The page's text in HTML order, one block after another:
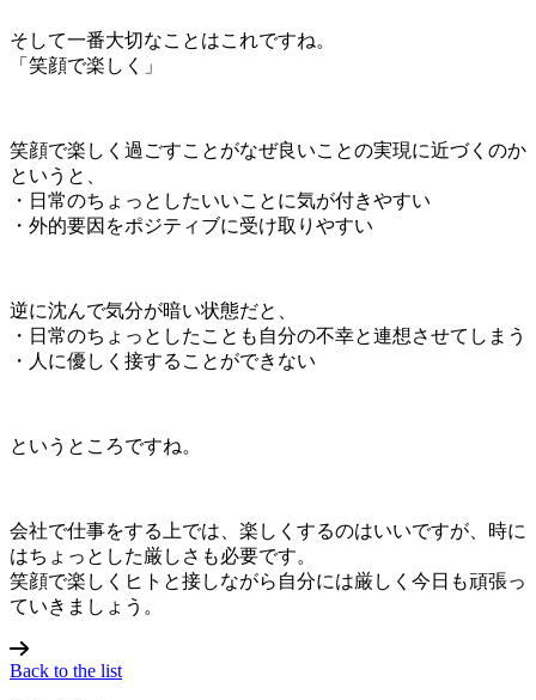
そして一番大切なことはこれですね。
「笑顔で楽しく」
笑顔で楽しく過ごすことがなぜ良いことの実現に近づくのか
というと、
・日常のちょっとしたいいことに気が付きやすい
・外的要因をポジティブに受け取りやすい
逆に沈んで気分が暗い状態だと、
・日常のちょっとしたことも自分の不幸と連想させてしまう
・人に優しく接することができない
というところですね。
会社で仕事をする上では、楽しくするのはいいですが、時に
はちょっとした厳しさも必要です。
笑顔で楽しくヒトと接しながら自分には厳しく今日も頑張っ
ていきましょう。
Back to the list